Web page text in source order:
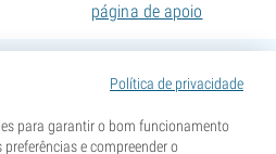
Política de privacidade
para garantir o bom funcionamento
e compreender o
página de apoio